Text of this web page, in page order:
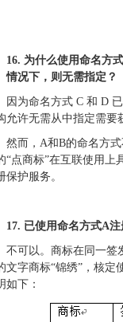
16. 为什么使用命名方
情况下，则无需指定？
因为命名方式 C 和 D
允许无需从中指定需要
然而，A和B的命名方
“点商标”在互联使用上
保护服务。
17. 已使用命名方式A
不可以。商标在同一签
文字商标“锦绣”，核定
如下：